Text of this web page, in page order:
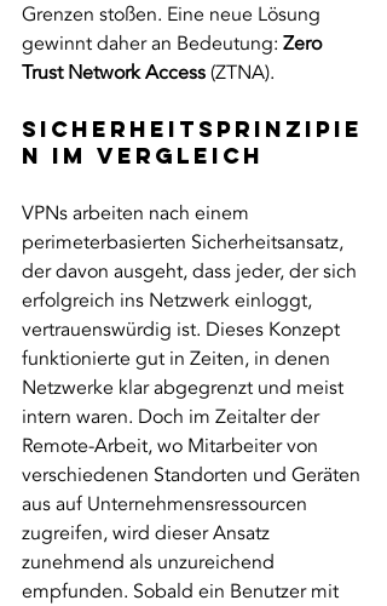
Grenzen stoßen. Eine neue Lösung
gewinnt daher an Bedeutung: Zero
Trust Network Access (ZTNA).
Sicherheitsprinzipie
n im Vergleich
VPNs arbeiten nach einem
perimeterbasierten Sicherheitsansatz,
der davon ausgeht, dass jeder, der sich
erfolgreich ins Netzwerk einloggt,
vertrauenswürdig ist. Dieses Konzept
funktionierte gut in Zeiten, in denen
Netzwerke klar abgegrenzt und meist
intern waren. Doch im Zeitalter der
Remote-Arbeit, wo Mitarbeiter von
verschiedenen Standorten und Geräten
aus auf Unternehmensressourcen
zugreifen, wird dieser Ansatz
zunehmend als unzureichend
empfunden. Sobald ein Benutzer mit